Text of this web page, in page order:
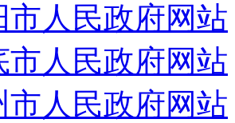
市人民政府网站
市人民政府网站
市人民政府网站